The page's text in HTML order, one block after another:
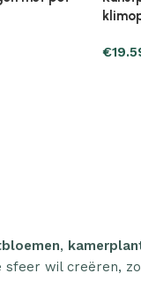
cm
€
,
wil creëren,